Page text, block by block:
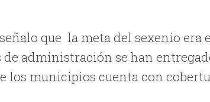
que la meta del sexenio era
de administración se han
los municipios cuenta con